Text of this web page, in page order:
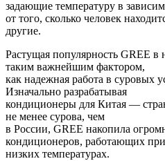
задающие температуру в
от того, сколько человек
другие.
Растущая популярность GREE в
таким важнейшим фактором,
как надежная работа в суровых
Изначально разрабатывая
кондиционеры для Китая —
не менее сурова, чем
в России, GREE накопила
кондиционеров, работающих при
низких температурах.